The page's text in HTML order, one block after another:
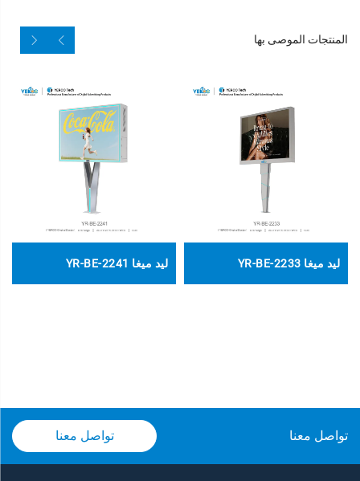
المنتجات الموصى بها
ليد ميغا YR-BE-2233 ليد ميغا YR-BE-2241
تواصل معنا تواصل معنا